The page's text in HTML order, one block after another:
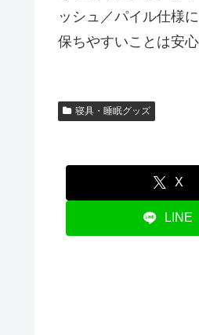
ッシュ／パイル仕様
保ちやすいことは安
寝具・睡眠グッズ
X
LINE